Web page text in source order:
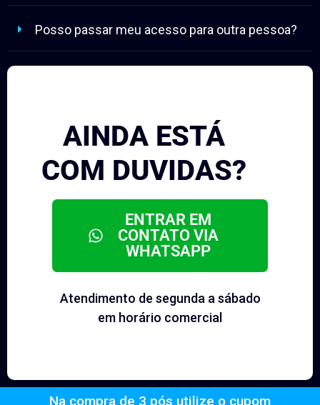
Posso passar meu acesso para outra pessoa?
AINDA ESTÁ
COM DUVIDAS?
ENTRAR EM
CONTATO VIA
WHATSAPP
Atendimento de segunda a sábado
em horário comercial
Na compra de 3 pós utilize o cupom